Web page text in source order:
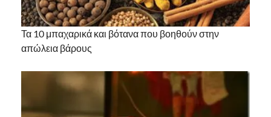
Τα 10 μπαχαρικά και βότανα που βοηθούν στην
απώλεια βάρους